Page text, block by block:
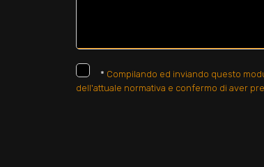
* Compilando ed inviando questo
dell'attuale normativa e confermo di aver